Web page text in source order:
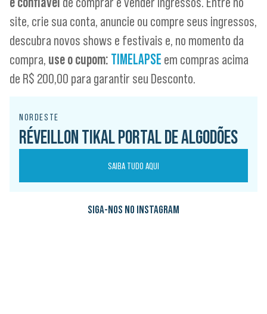
site, crie sua conta, anuncie ou compre seus ingressos,
descubra novos shows e festivais e, no momento da
compra, use o cupom: TIMELAPSE em compras acima
de R$ 200,00 para garantir seu Desconto.
NORDESTE
RÉVEILLON TIKAL PORTAL DE ALGODÕES
SAIBA TUDO AQUI
SIGA-NOS NO INSTAGRAM